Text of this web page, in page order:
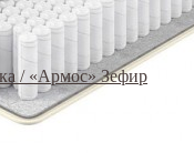
/ «Армос» Зефир